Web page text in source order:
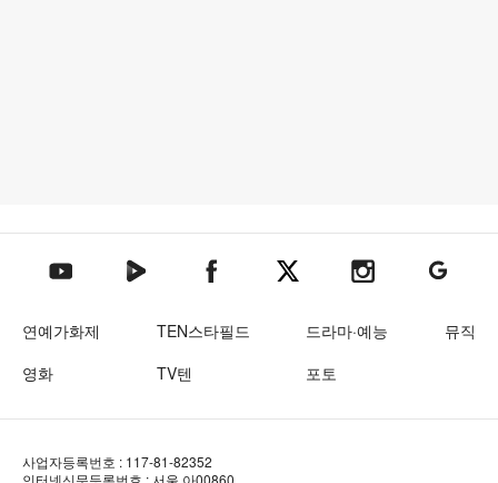
텐아시아 유튜브텐아시아 네이버TV텐아시아 페이스북텐아시아 엑스텐아시아 인스타그램
텐아시아
연예가화제 TEN스타필드 드라마·예능
뮤직
영화
TV텐 포토
사업자등록번호 : 117-81-82352
인터넷신문등록번호 : 서울 아00860